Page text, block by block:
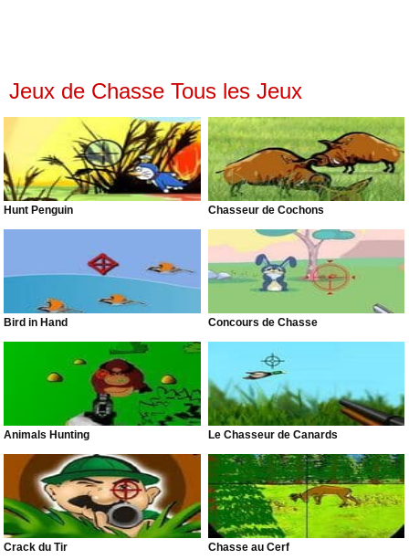
Jeux de Chasse Tous les Jeux
Hunt Penguin Chasseur de Cochons
Bird in Hand Concours de Chasse
Animals Hunting Le Chasseur de Canards
Crack du Tir Chasse au Cerf